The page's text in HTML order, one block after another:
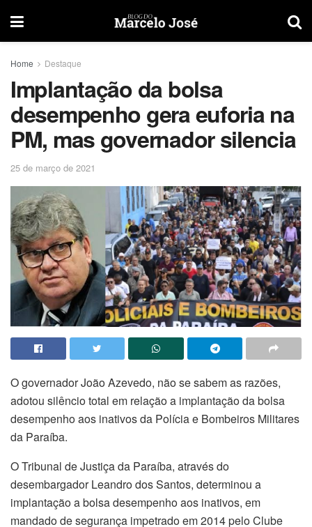
Home Destaque
Implantação da bolsa
desempenho gera euforia na
PM, mas governador silencia
25 de março de 2021
O governador João Azevedo, não se sabem as razões,
adotou silêncio total em relação a implantação da bolsa
desempenho aos inativos da Polícia e Bombeiros Militares
da Paraíba.
O Tribunal de Justiça da Paraíba, através do
desembargador Leandro dos Santos, determinou a
implantação a bolsa desempenho aos inativos, em
mandado de segurança impetrado em 2014 pelo Clube